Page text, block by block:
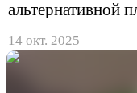
альтернативной
14 окт. 2025